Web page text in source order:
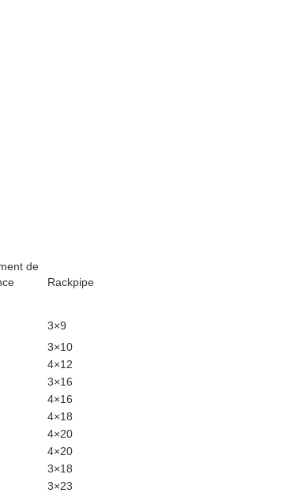
de
Rackpipe
3×9
3×10
4×12
3×16
4×16
4×18
4×20
4×20
3×18
3×23